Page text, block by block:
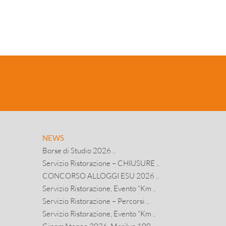
NEWS
Borse di Studio 2026 ..
Servizio Ristorazione – CHIUSURE ..
CONCORSO ALLOGGI ESU 2026 ..
Servizio Ristorazione, Evento “Km ..
Servizio Ristorazione – Percorsi ..
Servizio Ristorazione, Evento “Km ..